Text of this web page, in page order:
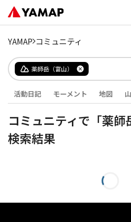
YAMAP コミュニティ
薬師岳（富山）
活動日記 モーメント 地図 山
コミュニティで「薬
検索結果